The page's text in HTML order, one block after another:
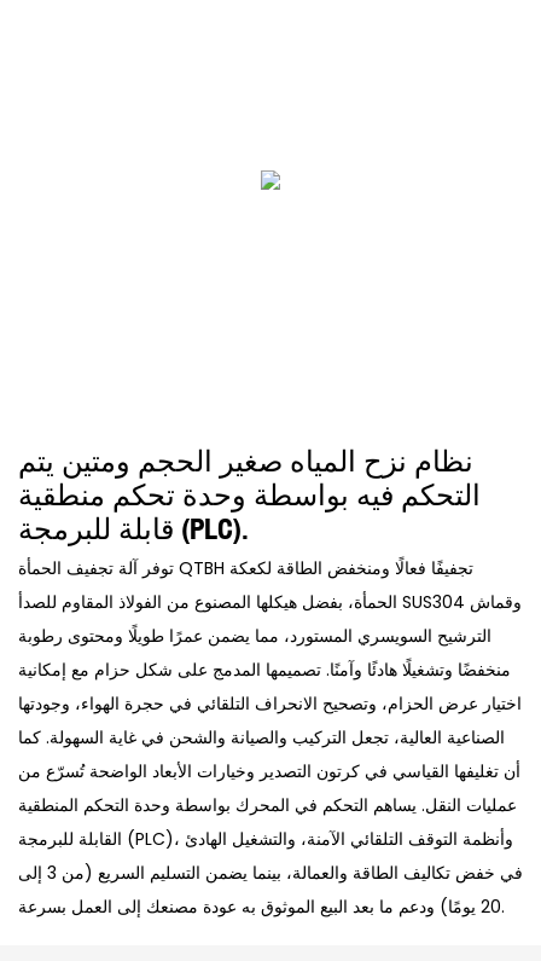
نظام نزح المياه صغير الحجم ومتين يتم
التحكم فيه بواسطة وحدة تحكم منطقية
قابلة للبرمجة (PLC).
توفر آلة تجفيف الحمأة QTBH تجفيفًا فعالًا ومنخفض الطاقة لكعكة
الحمأة، بفضل هيكلها المصنوع من الفولاذ المقاوم للصدأ SUS304 وقماش
الترشيح السويسري المستورد، مما يضمن عمرًا طويلًا ومحتوى رطوبة
منخفضًا وتشغيلًا هادئًا وآمنًا. تصميمها المدمج على شكل حزام مع إمكانية
اختيار عرض الحزام، وتصحيح الانحراف التلقائي في حجرة الهواء، وجودتها
الصناعية العالية، تجعل التركيب والصيانة والشحن في غاية السهولة. كما
أن تغليفها القياسي في كرتون التصدير وخيارات الأبعاد الواضحة تُسرّع من
عمليات النقل. يساهم التحكم في المحرك بواسطة وحدة التحكم المنطقية
القابلة للبرمجة (PLC)، وأنظمة التوقف التلقائي الآمنة، والتشغيل الهادئ
في خفض تكاليف الطاقة والعمالة، بينما يضمن التسليم السريع (من 3 إلى
20 يومًا) ودعم ما بعد البيع الموثوق به عودة مصنعك إلى العمل بسرعة.